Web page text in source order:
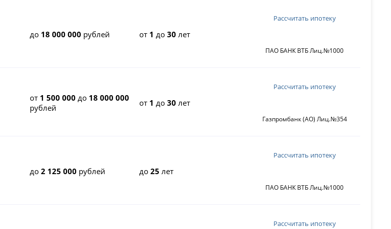
до 18 000 000 рублей от 1 до30 лет
ПАО БАНК ВТБ Лиц.№1000
Рассчитать ипотеку
от 1 500 000 до 18 000 000
рублей
от 1 до30 лет
Газпромбанк (АО) Лиц.№354
Рассчитать ипотеку
до2 125 000 рублей до25 лет
ПАО БАНК ВТБ Лиц.№1000
Рассчитать ипотеку
Рассчитать ипотеку